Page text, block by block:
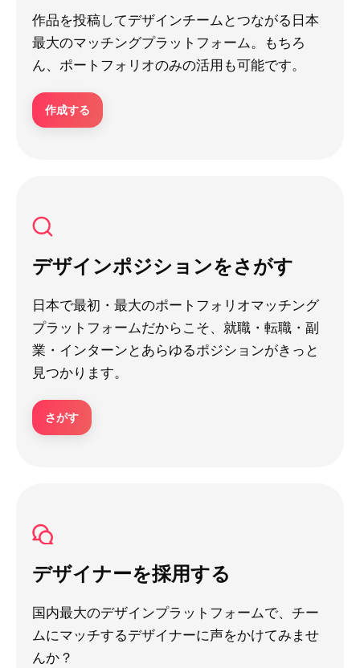
作品を投稿してデザインチームとつながる日本
最大のマッチングプラットフォーム。もちろ
ん、ポートフォリオのみの活用も可能です。
作成する
デザインポジションをさがす
日本で最初・最大のポートフォリオマッチング
プラットフォームだからこそ、就職・転職・副
業・インターンとあらゆるポジションがきっと
見つかります。
さがす
デザイナーを採用する
国内最大のデザインプラットフォームで、チー
ムにマッチするデザイナーに声をかけてみませ
んか？